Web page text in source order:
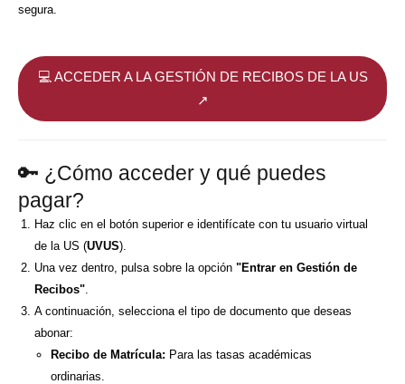
segura.
💻 ACCEDER A LA GESTIÓN DE RECIBOS DE LA US
↗
🔑 ¿Cómo acceder y qué puedes
pagar?
Haz clic en el botón superior e identifícate con tu usuario virtual
de la US (UVUS).
Una vez dentro, pulsa sobre la opción "Entrar en Gestión de
Recibos".
A continuación, selecciona el tipo de documento que deseas
abonar:
Recibo de Matrícula: Para las tasas académicas
ordinarias.